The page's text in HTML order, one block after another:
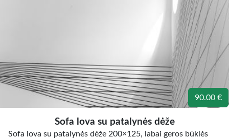
90.00 €
Sofa lova su patalynės dėže
Sofa lova su patalynės dėže 200×125, labai geros būklės